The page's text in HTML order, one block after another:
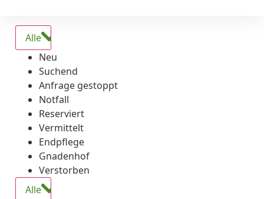
Alle
Neu
Suchend
Anfrage gestoppt
Notfall
Reserviert
Vermittelt
Endpflege
Gnadenhof
Verstorben
Alle